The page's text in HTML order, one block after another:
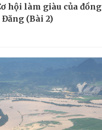
hội làm giàu của đồng
Đăng (Bài 2)